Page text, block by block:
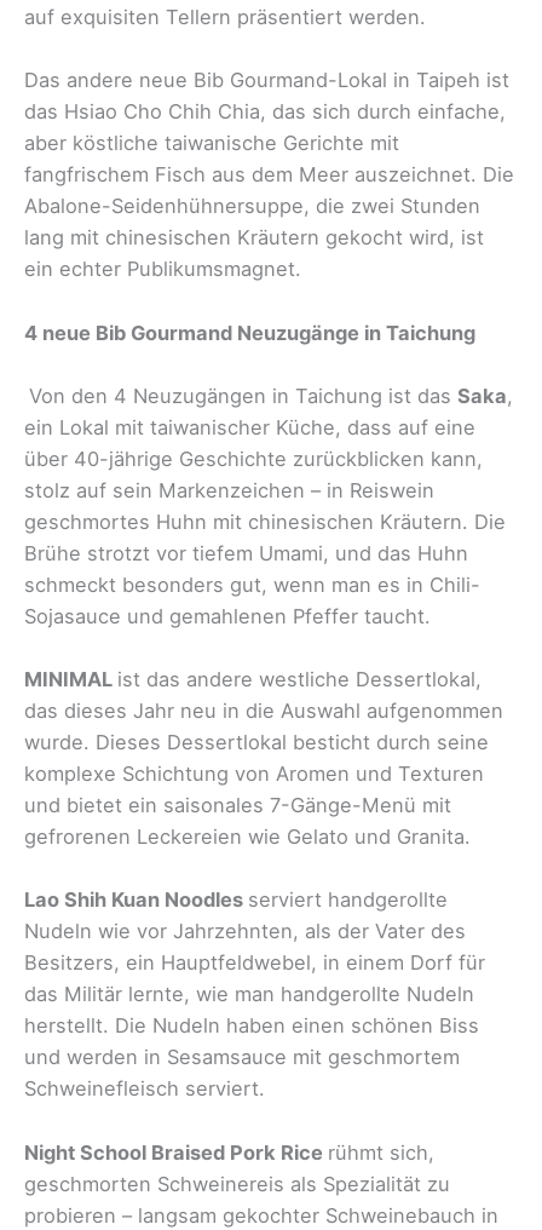
auf exquisiten Tellern präsentiert werden.
Das andere neue Bib Gourmand-Lokal in Taipeh ist
das Hsiao Cho Chih Chia, das sich durch einfache,
aber köstliche taiwanische Gerichte mit
fangfrischem Fisch aus dem Meer auszeichnet. Die
Abalone-Seidenhühnersuppe, die zwei Stunden
lang mit chinesischen Kräutern gekocht wird, ist
ein echter Publikumsmagnet.
4 neue Bib Gourmand Neuzugänge in Taichung
Von den 4 Neuzugängen in Taichung ist das Saka,
ein Lokal mit taiwanischer Küche, dass auf eine
über 40-jährige Geschichte zurückblicken kann,
stolz auf sein Markenzeichen – in Reiswein
geschmortes Huhn mit chinesischen Kräutern. Die
Brühe strotzt vor tiefem Umami, und das Huhn
schmeckt besonders gut, wenn man es in Chili-
Sojasauce und gemahlenen Pfeffer taucht.
MINIMAL ist das andere westliche Dessertlokal,
das dieses Jahr neu in die Auswahl aufgenommen
wurde. Dieses Dessertlokal besticht durch seine
komplexe Schichtung von Aromen und Texturen
und bietet ein saisonales 7-Gänge-Menü mit
gefrorenen Leckereien wie Gelato und Granita.
Lao Shih Kuan Noodles serviert handgerollte
Nudeln wie vor Jahrzehnten, als der Vater des
Besitzers, ein Hauptfeldwebel, in einem Dorf für
das Militär lernte, wie man handgerollte Nudeln
herstellt. Die Nudeln haben einen schönen Biss
und werden in Sesamsauce mit geschmortem
Schweinefleisch serviert.
Night School Braised Pork Rice rühmt sich,
geschmorten Schweinereis als Spezialität zu
probieren – langsam gekochter Schweinebauch in